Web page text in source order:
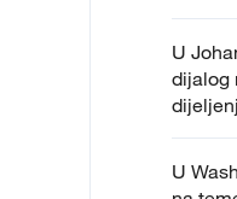
U
dijalog
U